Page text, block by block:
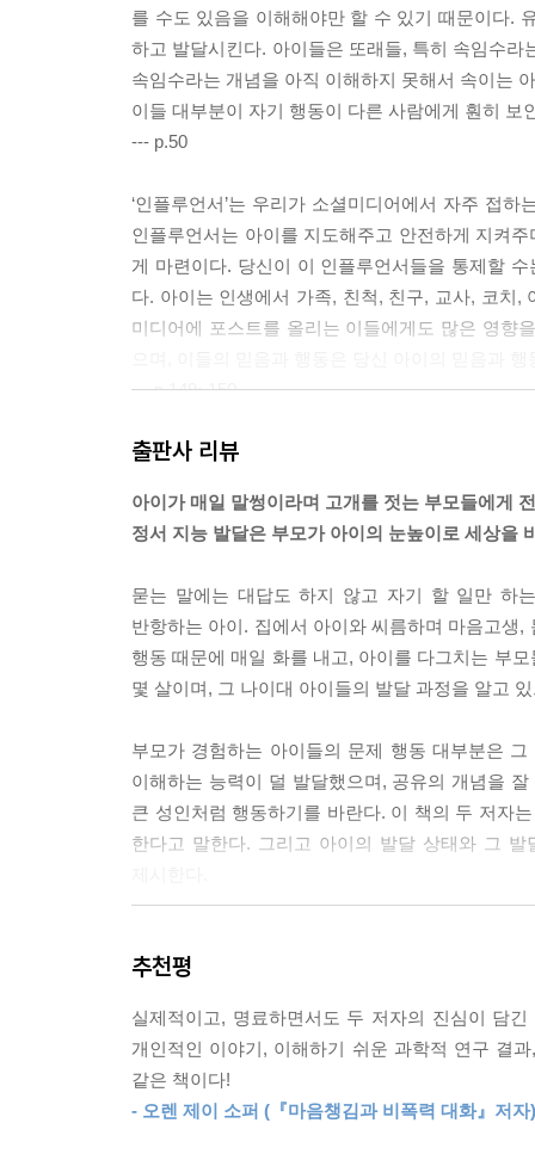
를 수도 있음을 이해해야만 할 수 있기 때문이다.
하고 발달시킨다. 아이들은 또래들, 특히 속임수
속임수라는 개념을 아직 이해하지 못해서 속이는
이들 대부분이 자기 행동이 다른 사람에게 훤히 보
--- p.50
‘인플루언서’는 우리가 소셜미디어에서 자주 접
인플루언서는 아이를 지도해주고 안전하게 지켜
게 마련이다. 당신이 이 인플루언서들을 통제할
다. 아이는 인생에서 가족, 친척, 친구, 교사, 코치
미디어에 포스트를 올리는 이들에게도 많은 영향
--- p.149~150
훌륭한 부모는 아이가 자신과 타인을 사랑하는
매우 중요하며, 자기 자신의 반응에 휘둘리지 않
계에 더 집중할 수 있다.
아이가 갈등을 경험하면, 기분과 행동이 변한다(
의 역할은 아이가 갈등을 파악하고 이에 대처하
키우려면, 아이가 자신이 겪고 있는 갈등이 개인
--- p.245
아이의 행동에 좌절감을 느낄 때 어떻게 대응할지
응할지 결정한다는 것은 어떻게 대응할지 미리
런 과정을 거쳐 대응하면 아이는 앞으로 어떻게,
--- p.289
당신은 MIND 체계를 통해 인내심을 가지고 더 적
정서 지능을 발달시키기 위해서는 아이가 생각,
출판사 리뷰
아이가 매일 말썽이라며 고개를 젓는 부모들에게
정서 지능 발달은 부모가 아이의 눈높이로 세상을
묻는 말에는 대답도 하지 않고 자기 할 일만 하
반항하는 아이. 집에서 아이와 씨름하며 마음고생
행동 때문에 매일 화를 내고, 아이를 다그치는 부
몇 살이며, 그 나이대 아이들의 발달 과정을 알고
부모가 경험하는 아이들의 문제 행동 대부분은
이해하는 능력이 덜 발달했으며, 공유의 개념을
큰 성인처럼 행동하기를 바란다. 이 책의 두 저자
한다고 말한다. 그리고 아이의 발달 상태와 그
육아 접근법, ‘MIND 체계’
이 책의 1부에서는 아이의 사회성, 정서 지능 발
이들이 각각 가족의 문화 및 가치관과 어떻게 관
MIND 체계는 누구나 쉽게 따라 할 수 있는 육아
실용적인 가이드다.
추천평
실제적이고, 명료하면서도 두 저자의 진심이 담
개인적인 이야기, 이해하기 쉬운 과학적 연구 결
같은 책이다!
- 오렌 제이 소퍼 (『마음챙김과 비폭력 대화』저자)